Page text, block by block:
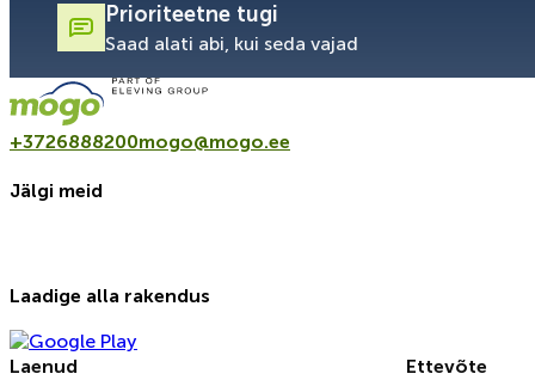
Prioriteetne tugi
Saad alati abi, kui seda vajad
+3726888200mogo@mogo.ee
Jälgi meid
Laadige alla rakendus
Laenud Ettevõte